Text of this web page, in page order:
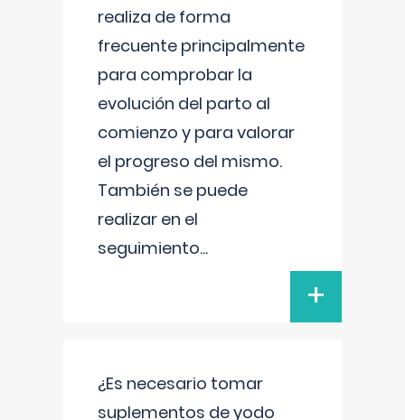
realiza de forma
frecuente principalmente
para comprobar la
evolución del parto al
comienzo y para valorar
el progreso del mismo.
También se puede
realizar en el
seguimiento...
+
¿Es necesario tomar
suplementos de yodo